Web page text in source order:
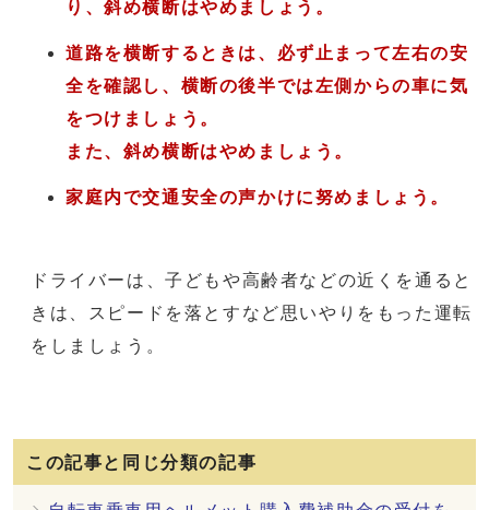
り、斜め横断はやめましょう。
道路を横断するときは、必ず止まって左右の安
全を確認し、横断の後半では左側からの車に気
をつけましょう。
また、斜め横断はやめましょう。
家庭内で交通安全の声かけに努めましょう。
ドライバーは、子どもや高齢者などの近くを通ると
きは、スピードを落とすなど思いやりをもった運転
をしましょう。
この記事と同じ分類の記事